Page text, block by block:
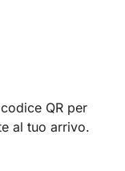
QR per
al tuo arrivo.